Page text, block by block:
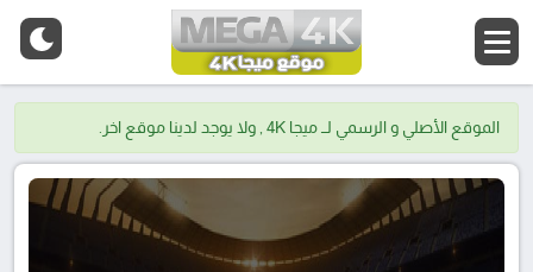
الموقع الأصلي و الرسمي لــ ميجا 4K , ولا يوجد لدينا موقع اخر.